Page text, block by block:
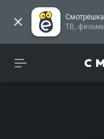
Смотрёшка